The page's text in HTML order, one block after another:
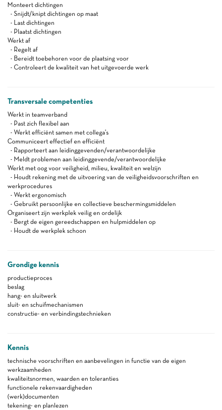
Monteert dichtingen
- Snijdt/knipt dichtingen op maat
- Last dichtingen
- Plaatst dichtingen
Werkt af
- Regelt af
- Bereidt toebehoren voor de plaatsing voor
- Controleert de kwaliteit van het uitgevoerde werk
Transversale competenties
Werkt in teamverband
- Past zich flexibel aan
- Werkt efficiënt samen met collega's
Communiceert effectief en efficiënt
- Rapporteert aan leidinggevenden/verantwoordelijke
- Meldt problemen aan leidinggevende/verantwoordelijke
Werkt met oog voor veiligheid, milieu, kwaliteit en welzijn
- Houdt rekening met de uitvoering van de veiligheidsvoorschriften en
werkprocedures
- Werkt ergonomisch
- Gebruikt persoonlijke en collectieve beschermingsmiddelen
Organiseert zijn werkplek veilig en ordelijk
- Bergt de eigen gereedschappen en hulpmiddelen op
- Houdt de werkplek schoon
Grondige kennis
productieproces
beslag
hang- en sluitwerk
sluit- en schuifmechanismen
constructie- en verbindingstechnieken
Kennis
technische voorschriften en aanbevelingen in functie van de eigen
werkzaamheden
kwaliteitsnormen, waarden en toleranties
functionele rekenvaardigheden
(werk)documenten
tekening- en planlezen